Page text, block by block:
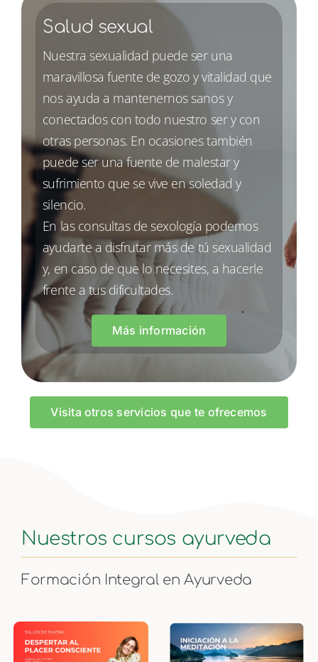
Salud sexual
Nuestra sexualidad puede ser una
maravillosa fuente de gozo y vitalidad que
nos ayuda a mantenernos sanos y
conectados con todo nuestro ser y con
otras personas. En ocasiones también
puede ser una fuente de malestar y
sufrimiento que se vive en soledad y
silencio.
En las consultas de sexología podemos
ayudarte a disfrutar más de tú sexualidad
y, en caso de que lo necesites, a hacerle
frente a tus dificultades.
Más información
Visita otros servicios que te ofrecemos
Nuestros cursos ayurveda
Formación Integral en Ayurveda